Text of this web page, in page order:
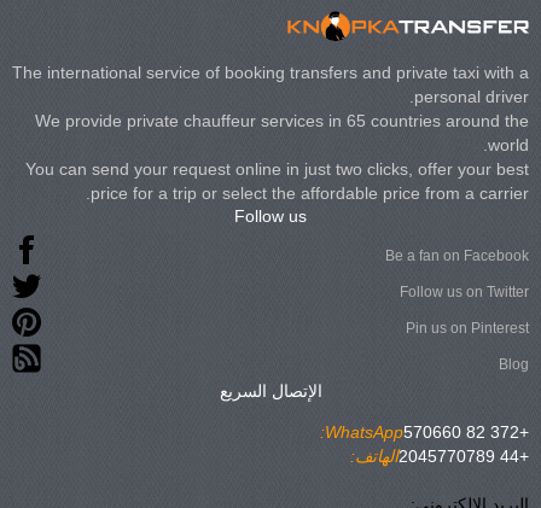
The international service of booking transfers and private taxi with a
personal driver.
We provide private chauffeur services in 65 countries around the
world.
You can send your request online in just two clicks, offer your best
price for a trip or select the affordable price from a carrier.
Follow us
Be a fan on Facebook
Follow us on Twitter
Pin us on Pinterest
Blog
الإتصال السريع
WhatsApp:
+372 82 570660
الهاتف:
+44 2045770789